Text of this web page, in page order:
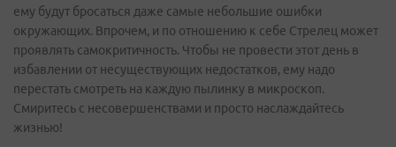
ему будут бросаться даже самые небольшие ошибки
окружающих. Впрочем, и по отношению к себе Стрелец может
проявлять самокритичность. Чтобы не провести этот день в
избавлении от несуществующих недостатков, ему надо
перестать смотреть на каждую пылинку в микроскоп.
Смиритесь с несовершенствами и просто наслаждайтесь
жизнью!